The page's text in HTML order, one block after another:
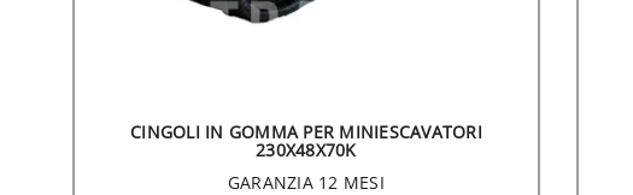
CINGOLI IN GOMMA PER MINIESCAVATORI
230X48X70K
GARANZIA 12 MESI